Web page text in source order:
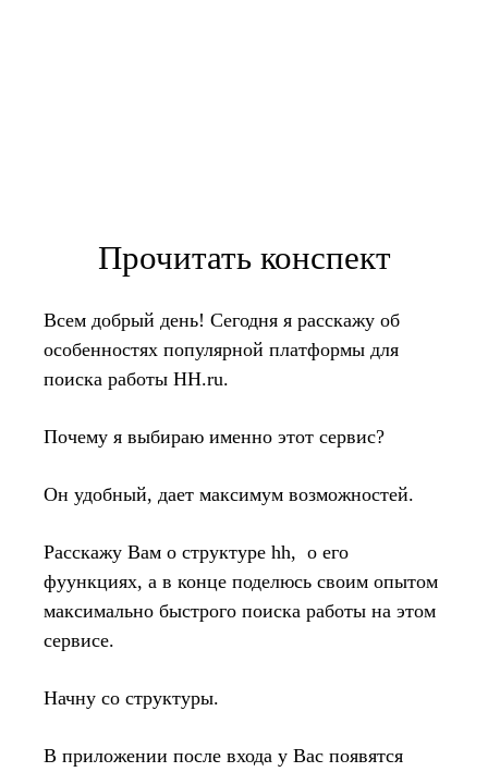
Прочитать конспект
Всем добрый день! Сегодня я расскажу об
особенностях популярной платформы для
поиска работы HH.ru.
Почему я выбираю именно этот сервис?
Он удобный, дает максимум возможностей.
Расскажу Вам о структуре hh, о его
фуункциях, а в конце поделюсь своим опытом
максимально быстрого поиска работы на этом
сервисе.
Начну со структуры.
В приложении после входа у Вас появятся